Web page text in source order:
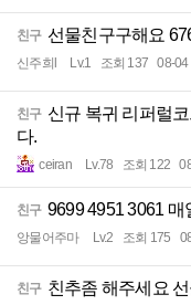
친구 선물친구구해요
신주희l Lv.1 조회 137 08-04
친구 신규 복귀 리퍼럴
다.
ceiran Lv.78 조회 122
친구 9699 4951 3061
앙물어주마 Lv.2 조회 175
친구 친추좀 해주세요